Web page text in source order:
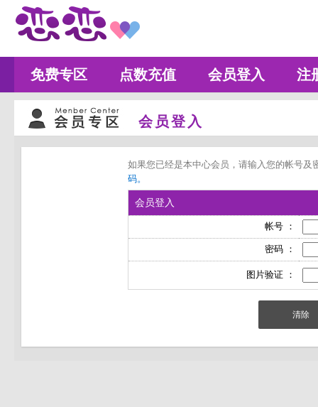
免费专区 点数充值 会员登入 注
会员登入
如果您已经是本中心会员，请输入您的帐号
码。
会员登入
帐号 ：
密码 ：
图片验证 ：